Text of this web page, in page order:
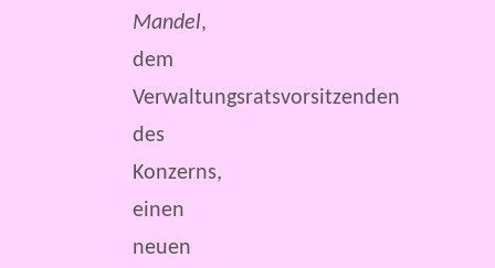
Mandel,
dem
Verwaltungsratsvorsitzenden
des
Konzerns,
einen
neuen